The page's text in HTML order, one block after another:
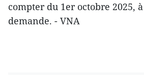
compter du 1er octobre 2025,
demande. - VNA